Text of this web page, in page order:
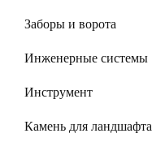
Заборы и ворота
Инженерные системы
Инструмент
Камень для ландшафта